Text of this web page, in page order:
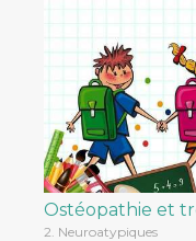
Ostéopathie et
2. Neuroatypiques